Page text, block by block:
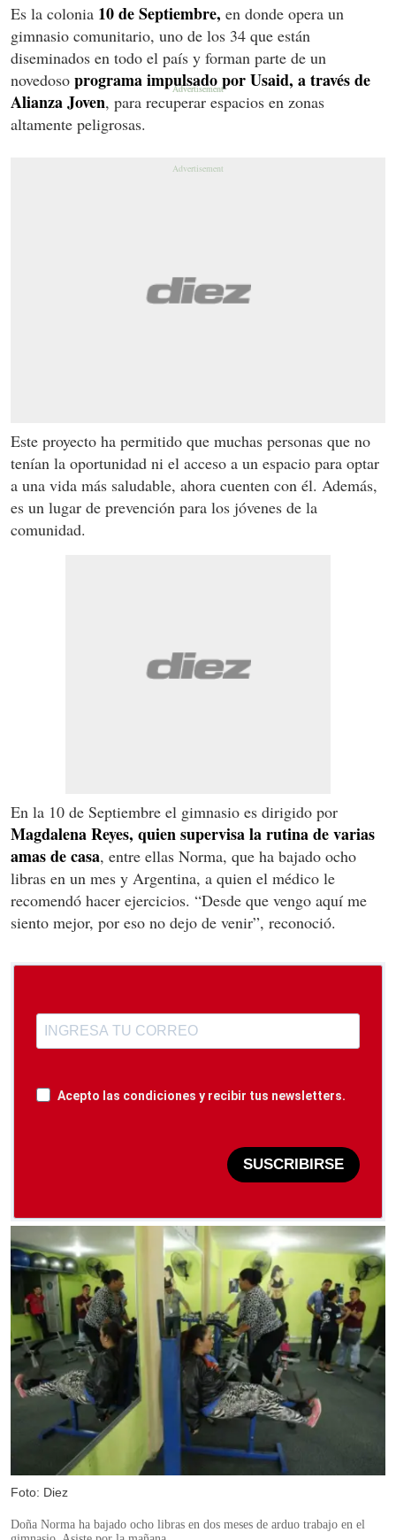
Es la colonia 10 de Septiembre, en donde opera un
gimnasio comunitario, uno de los 34 que están
diseminados en todo el país y forman parte de un
novedoso programa impulsado por Usaid, a través de
Alianza Joven, para recuperar espacios en zonas
altamente peligrosas.
Este proyecto ha permitido que muchas personas que no
tenían la oportunidad ni el acceso a un espacio para optar
a una vida más saludable, ahora cuenten con él. Además,
es un lugar de prevención para los jóvenes de la
comunidad.
En la 10 de Septiembre el gimnasio es dirigido por
Magdalena Reyes, quien supervisa la rutina de varias
amas de casa, entre ellas Norma, que ha bajado ocho
libras en un mes y Argentina, a quien el médico le
recomendó hacer ejercicios. “Desde que vengo aquí me
siento mejor, por eso no dejo de venir”, reconoció.
Acepto las condiciones y recibir tus newsletters.
SUSCRIBIRSE
Foto: Diez
Doña Norma ha bajado ocho libras en dos meses de arduo trabajo en el